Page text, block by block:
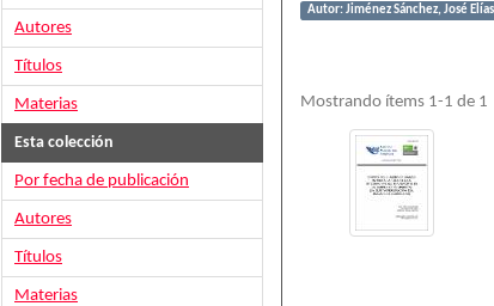
Autor: Jiménez Sánchez, José Elías
Mostrando ítems 1-1 de 1
Autores
Títulos
Materias
Esta colección
Por fecha de publicación
Autores
Títulos
Materias